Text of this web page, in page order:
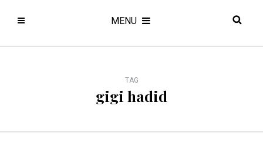
MENU
TAG
gigi hadid